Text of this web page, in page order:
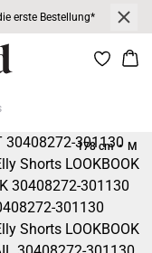
erste Bestellung*
178 cm • M